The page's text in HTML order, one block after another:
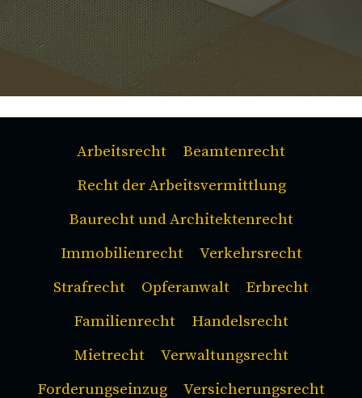
Arbeitsrecht
Beamtenrecht
Recht der Arbeitsvermittlung
Baurecht und Architektenrecht
Immobilienrecht
Verkehrsrecht
Strafrecht
Opferanwalt
Erbrecht
Familienrecht
Handelsrecht
Mietrecht
Verwaltungsrecht
Forderungseinzug
Versicherungsrecht